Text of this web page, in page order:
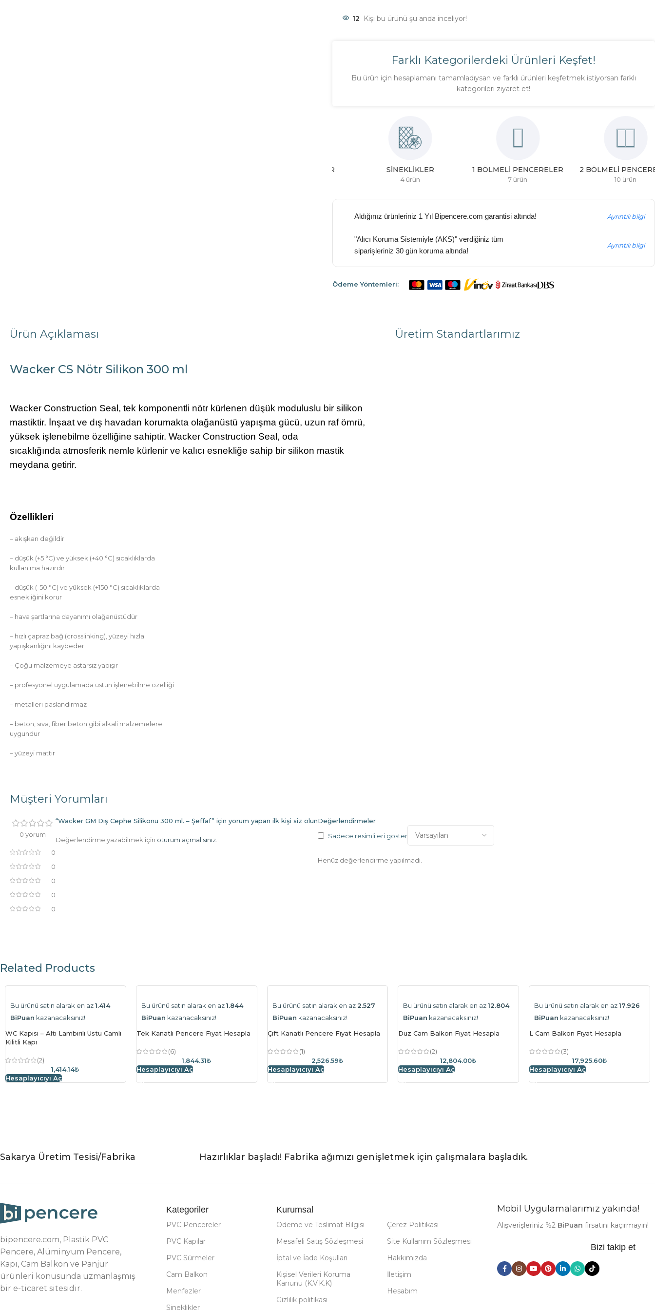
12 Kişi bu ürünü şu anda inceliyor!
Farklı Kategorilerdeki Ürünleri Keşfet!
Bu ürün için hesaplamanı tamamladıysan ve farklı ürünleri keşfetmek istiyorsan farklı
kategorileri ziyaret et!
SINEKLIKLER 1 BÖLMELI PENCERELER 2 BÖLMELI PENCERELER
Aldığınız ürünleriniz 1 Yıl Bipencere.com garantisi altında! Ayrıntılı bilgi
"Alıcı Koruma Sistemiyle (AKS)" verdiğiniz tüm
siparişleriniz 30 gün koruma altında!
Ayrıntılı bilgi
Ödeme Yöntemleri:
Ürün Açıklaması
Wacker CS Nötr Silikon 300 ml
Wacker Construction Seal, tek komponentli nötr kürlenen düşük moduluslu bir silikon
mastiktir. İnşaat ve dış havadan korumakta olağanüstü yapışma gücü, uzun raf ömrü,
yüksek işlenebilme özelliğine sahiptir. Wacker Construction Seal, oda
sıcaklığında atmosferik nemle kürlenir ve kalıcı esnekliğe sahip bir silikon mastik
meydana getirir.
Özellikleri
– akışkan değildir
– düşük (+5 °C) ve yüksek (+40 °C) sıcaklıklarda
kullanıma hazırdır
– düşük (-50 °C) ve yüksek (+150 °C) sıcaklıklarda
esnekliğini korur
– hava şartlarına dayanımı olağanüstüdür
– hızlı çapraz bağ (crosslinking), yüzeyi hızla
yapışkanlığını kaybeder
– Çoğu malzemeye astarsız yapışır
– profesyonel uygulamada üstün işlenebilme özelliği
– metalleri paslandırmaz
– beton, sıva, fiber beton gibi alkali malzemelere
uygundur
– yüzeyi mattır
Üretim Standartlarımız
Müşteri Yorumları
0 yorum
0
0
0
0
0
Değerlendirmeler
Sadece resimlileri göster
Henüz değerlendirme yapılmadı.
“Wacker GM Dış Cephe Silikonu 300 ml. – Şeffaf” için yorum yapan ilk kişi siz olun
Değerlendirme yazabilmek için oturum açmalısınız
Related Products
Bu ürünü satın alarak en az1.414
BiPuan kazanacaksınız!
WC Kapısı – Altı Lambirili Üstü Camlı
Kilitli Kapı
(2)
1,414.14₺
Hesaplayıcıyı Aç
Bu ürünü satın alarak en az1.844
BiPuan kazanacaksınız!
Tek Kanatlı Pencere Fiyat Hesapla
(6)
1,844.31₺
Hesaplayıcıyı Aç
Bu ürünü satın alarak en az 2.527
BiPuan kazanacaksınız!
Çift Kanatlı Pencere Fiyat Hesapla
(1)
2,526.59₺
Hesaplayıcıyı Aç
Bu ürünü satın alarak en az12.804
BiPuan kazanacaksınız!
Düz Cam Balkon Fiyat Hesapla
(2)
12,804.00₺
Hesaplayıcıyı Aç
Bu ürünü satın alarak en az17.926
BiPuan kazanacaksınız!
L Cam Balkon Fiyat Hesapla
(3)
17,925.60₺
Hesaplayıcıyı Aç
Sakarya Üretim Tesisi/Fabrika Hazırlıklar başladı! Fabrika ağımızı genişletmek için çalışmalara başladık.
bipencere.com, Plastik PVC
Pencere, Alüminyum Pencere,
Kapı, Cam Balkon ve Panjur
ürünleri konusunda uzmanlaşmış
bir e-ticaret sitesidir.
Kategoriler
PVC Pencereler
PVC Kapılar
PVC Sürmeler
Cam Balkon
Menfezler
Sineklikler
Kurumsal
Ödeme ve Teslimat Bilgisi
Mesafeli Satış Sözleşmesi
İptal ve İade Koşulları
Kişisel Verileri Koruma
Kanunu (K.V.K.K)
Gizlilik politikası
Çerez Politikası
Site Kullanım Sözleşmesi
Hakkımızda
İletişim
Hesabım
Mobil Uygulamalarımız yakında!
Alışverişleriniz %2 BiPuan fırsatını kaçırmayın!
Bizi takip et